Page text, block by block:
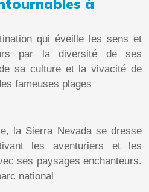
à
qui éveille les sens et
par la diversité de ses
sa culture et la vivacité de
fameuses plages
la Sierra Nevada se dresse
les aventuriers et les
ses paysages enchanteurs.
national